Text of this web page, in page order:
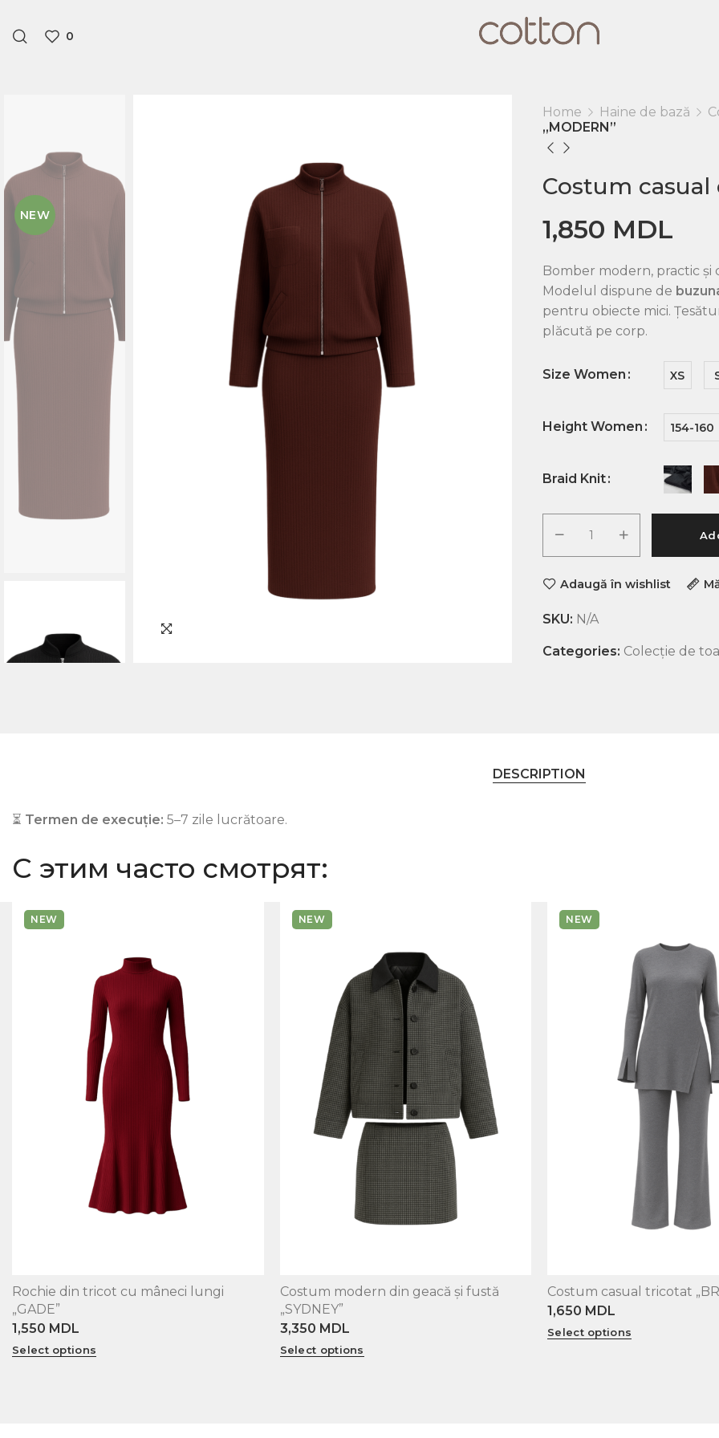
0
NEW
Home Haine de bază
„MODERN”
Costum casual
1,850 MDL
Bomber modern, practic
Modelul dispune de
pentru obiecte mici.
plăcută pe corp.
Size Women XS
Height Women 154-160
Braid Knit
Adaugă în wishlist
SKU: N/A
Categories: Colecție de
DESCRIPTION
⏳ Termen de execuție: 5–7 zile lucrătoare.
С этим часто смотрят:
NEW
XS S M L
Rochie din tricot cu mâneci lungi
„GADE”
1,550 MDL
Select options
NEW
XS S M L
Costum modern din geacă și fustă
„SYDNEY”
3,350 MDL
Select options
NEW
XS S M L
Costum casual tricotat
1,650 MDL
Select options